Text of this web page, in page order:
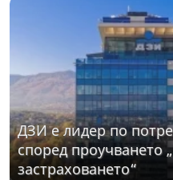
ДЗИ е лидер по
според проучването
застраховането“